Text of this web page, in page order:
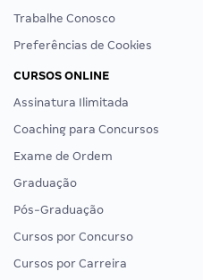
Trabalhe Conosco
Preferências de Cookies
CURSOS ONLINE
Assinatura Ilimitada
Coaching para Concursos
Exame de Ordem
Graduação
Pós-Graduação
Cursos por Concurso
Cursos por Carreira